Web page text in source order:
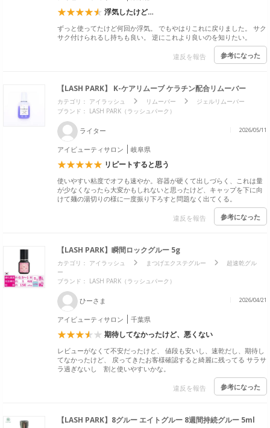
浮気したけど…
ずっと使ってたけど何回か浮気。 でもやはりこれに戻りました。 サク
サク付けられるし持ちも良い。 逆にこれより良いのを知りたい。
違反を報告 参考になった
【LASH PARK】 K-ケアリムーブ ケラチン配合リムーバー
カテゴリ： アイラッシュ リムーバー
ジェルリムーバー
ブランド： LASH PARK（ラッシュパーク）
ライター 2026/05/11
アイビューティサロン 岐阜県
リピートすると思う
使いやすい粘度でオフも速やか。容器が硬くて出しづらく、これは量
が少なくなったら大変かもしれないと思ったけど、キャップを下に向
けて麺の湯切りの様に一度振り下ろすと問題なく出てくる。
違反を報告 参考になった
【LASH PARK】瞬間ロックグルー 5g
カテゴリ： アイラッシュ まつげエクステグルー
超速乾グル
ー
ブランド： LASH PARK（ラッシュパーク）
ひーさま 2026/04/21
アイビューティサロン 千葉県
期待してなかったけど、悪くない
レビューがなくて不安だったけど、 値段も安いし、速乾だし、期待し
てなかったけど、 戻ってきたお客様確認すると綺麗に残ってる サラサ
ラ過ぎないし 割と使いやすいかな。
違反を報告 参考になった
【LASH PARK】8グルー エイトグルー 8週間持続グルー 5ml